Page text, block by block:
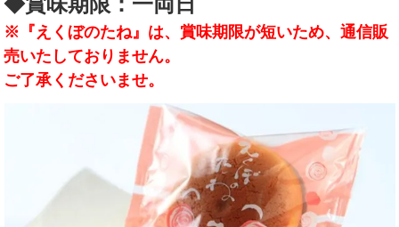
※『えくぼのたね』は、賞味期限が短いため、通信販
売いたしておりません。
ご了承くださいませ。